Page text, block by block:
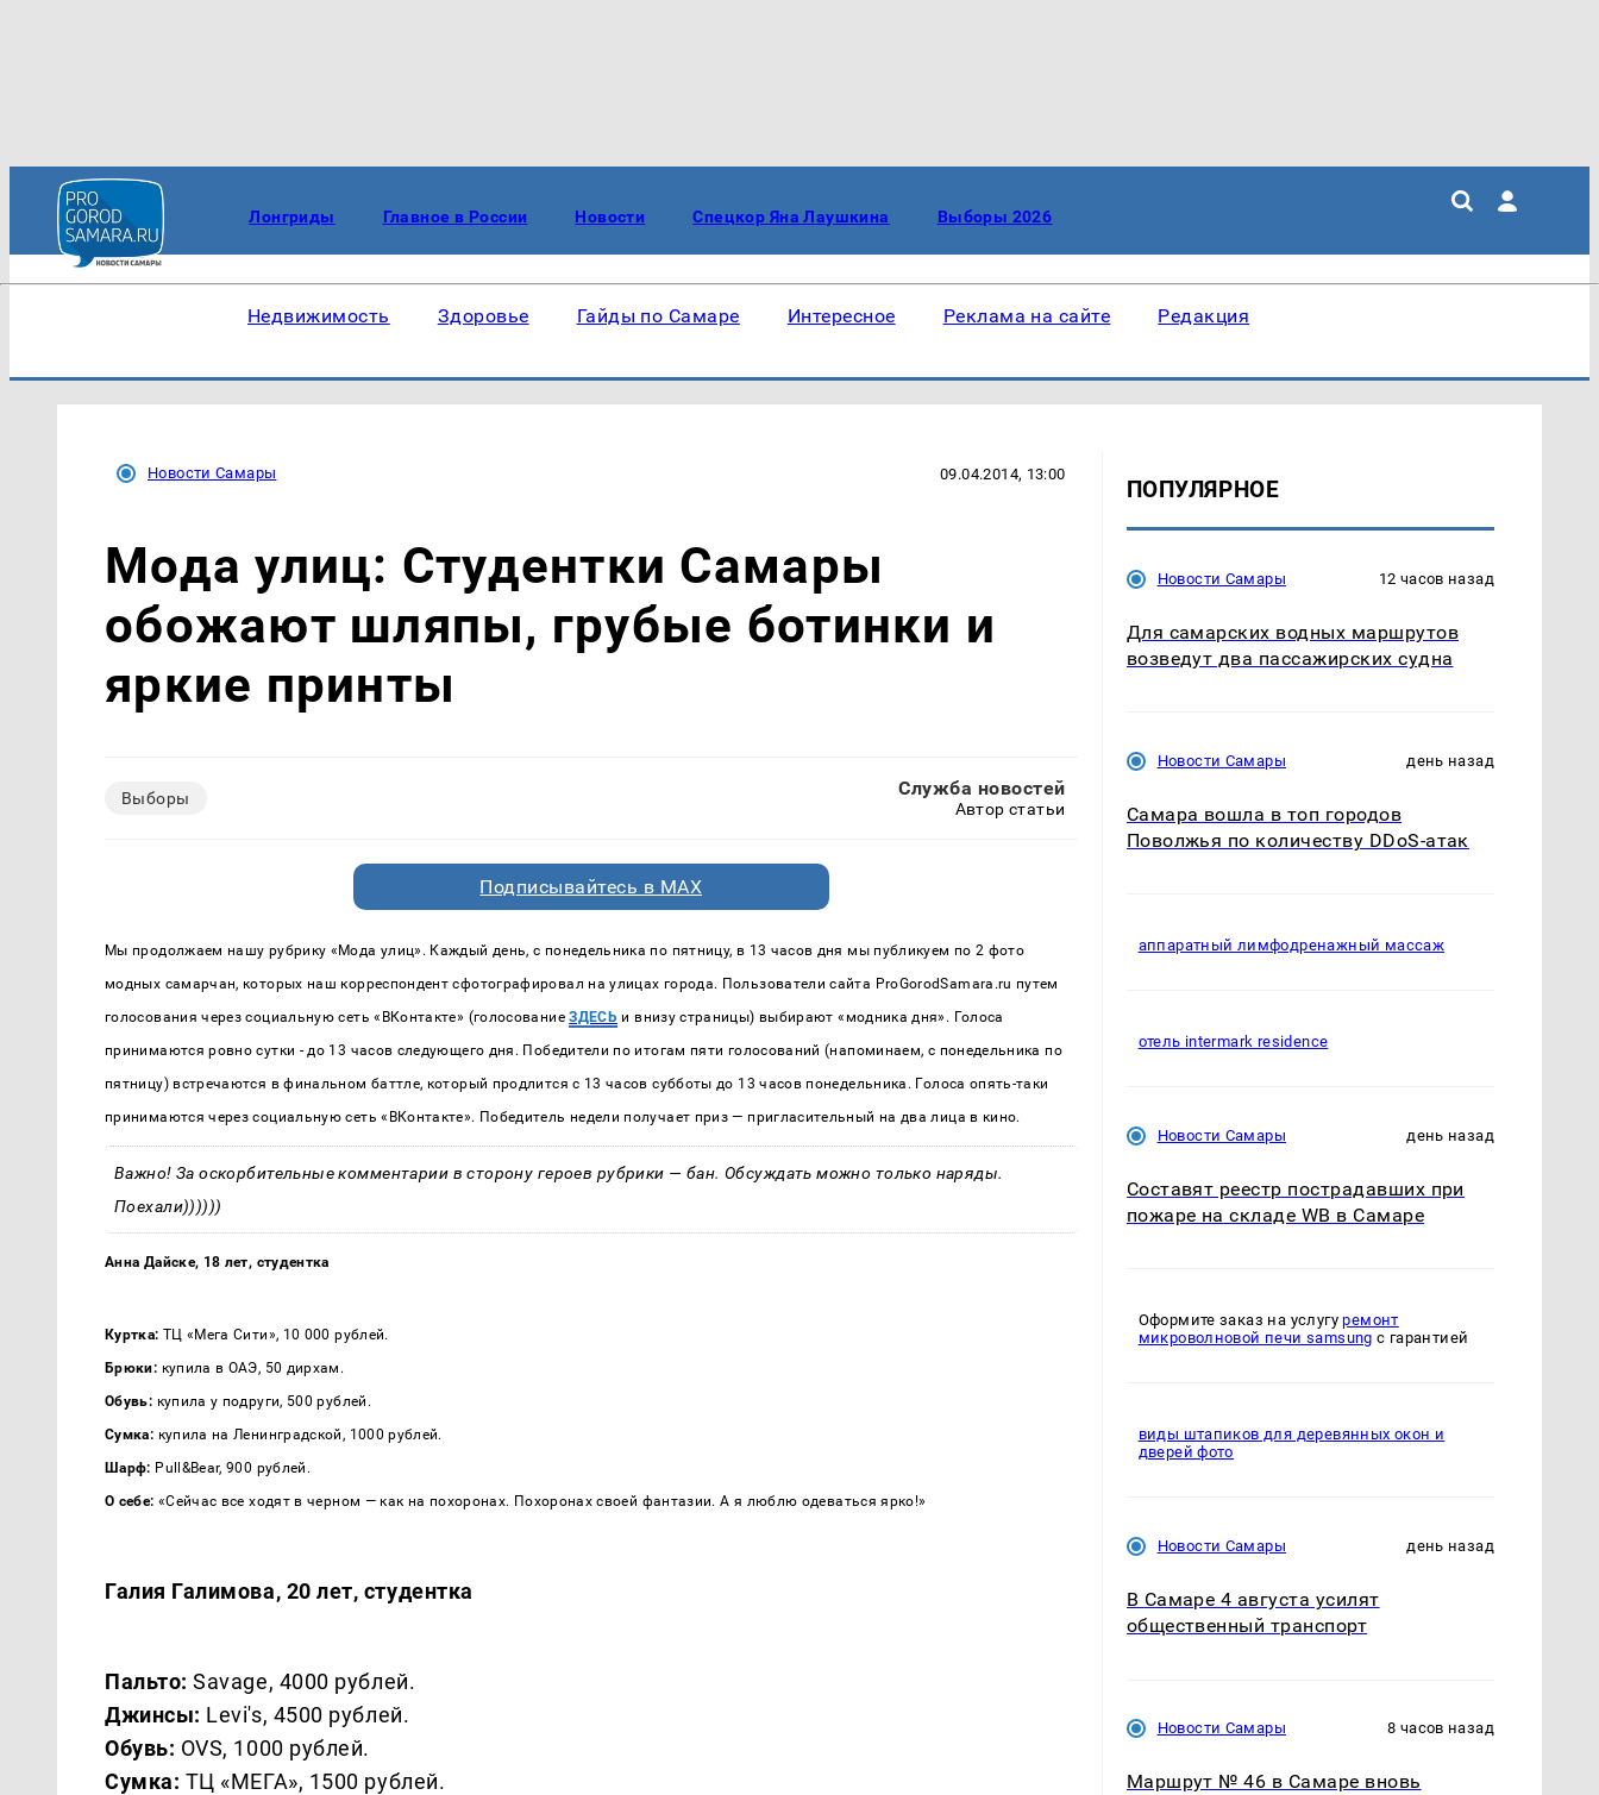
Лонгриды Главное в России Новости Спецкор Яна Лаушкина Выборы 2026
Недвижимость Здоровье Гайды по Самаре Интересное Реклама на сайте Редакция
Новости Самары 09.04.2014, 13:00
Мода улиц: Студентки Самары
обожают шляпы, грубые ботинки и
яркие принты
Выборы Служба новостей
Автор статьи
Подписывайтесь в MAX
Мы продолжаем нашу рубрику «Мода улиц». Каждый день, с понедельника по пятницу, в 13 часов дня мы публикуем по 2 фото
модных самарчан, которых наш корреспондент сфотографировал на улицах города. Пользователи сайта ProGorodSamara.ru путем
голосования через социальную сеть «ВКонтакте» (голосованиеЗДЕСЬ и внизу страницы) выбирают «модника дня». Голоса
принимаются ровно сутки - до 13 часов следующего дня. Победители по итогам пяти голосований (напоминаем, с понедельника по
пятницу) встречаются в финальном баттле, который продлится с 13 часов субботы до 13 часов понедельника. Голоса опять-таки
принимаются через социальную сеть «ВКонтакте». Победитель недели получает приз — пригласительный на два лица в кино.
Важно! За оскорбительные комментарии в сторону героев рубрики — бан. Обсуждать можно только наряды.
Поехали))))))
Анна Дайске, 18 лет, студентка
Куртка: ТЦ «Мега Сити», 10 000 рублей.
Брюки: купила в ОАЭ, 50 дирхам.
Обувь: купила у подруги, 500 рублей.
Сумка: купила на Ленинградской, 1000 рублей.
Шарф: Pull&Bear, 900 рублей.
О себе: «Сейчас все ходят в черном — как на похоронах. Похоронах своей фантазии. А я люблю одеваться ярко!»
Галия Галимова, 20 лет, студентка
Пальто: Savage, 4000 рублей.
Джинсы: Levi's, 4500 рублей.
Обувь: OVS, 1000 рублей.
Сумка: ТЦ «МЕГА», 1500 рублей.
ПОПУЛЯРНОЕ
Новости Самары 12 часов назад
Для самарских водных маршрутов
возведут два пассажирских судна
Новости Самары день назад
Самара вошла в топ городов
Поволжья по количеству DDoS-атак
аппаратный лимфодренажный массаж
отель intermark residence
Новости Самары день назад
Составят реестр пострадавших при
пожаре на складе WB в Самаре
Оформите заказ на услугуремонт
микроволновой печи samsung с гарантией
виды штапиков для деревянных окон и
дверей фото
Новости Самары день назад
В Самаре 4 августа усилят
общественный транспорт
Новости Самары 8 часов назад
Маршрут № 46 в Самаре вновь